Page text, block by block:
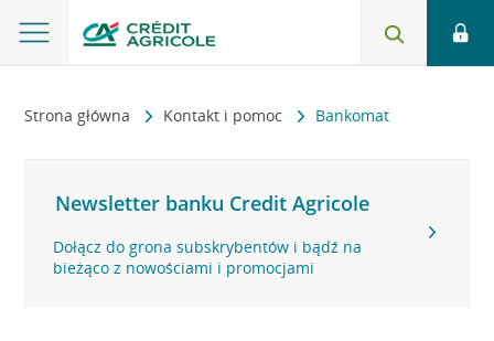
Strona główna Kontakt i pomoc Bankomat
Newsletter banku Credit Agricole
Dołącz do grona subskrybentów i bądź na
bieżąco z nowościami i promocjami